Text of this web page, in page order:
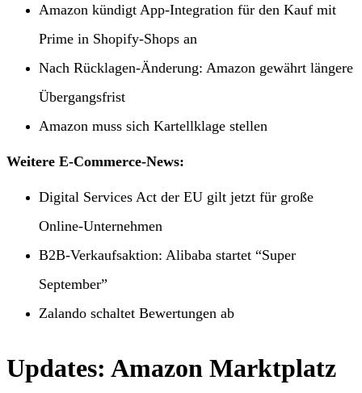
Amazon kündigt App-Integration für den Kauf mit
Prime in Shopify-Shops an
Nach Rücklagen-Änderung: Amazon gewährt längere
Übergangsfrist
Amazon muss sich Kartellklage stellen
Weitere E-Commerce-News:
Digital Services Act der EU gilt jetzt für große
Online-Unternehmen
B2B-Verkaufsaktion: Alibaba startet “Super
September”
Zalando schaltet Bewertungen ab
Updates: Amazon Marktplatz